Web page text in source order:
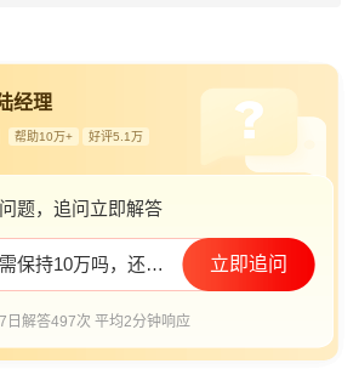
直存10万吗
万
能买了么
吗 不满2年怎么开通创业板
经理
帮助10万+ 好评5.1万
题，追问立即解答
开通创业板后还需保持10万吗，还是就没有10万限制了 立即追问
日解答497次 平均2分钟响应